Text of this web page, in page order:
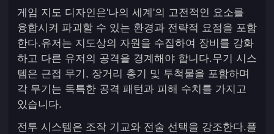
게임 지도 디자인은'나의 세계'의 고전적인 요소를
융합시켜 파괴할 수 있는 환경과 전략적 요점을 포함
한다.유저는 지도상의 자원을 수집하여 장비를 강화
하고 다른 유저의 공격을 경계해야 합니다.무기 시스
템은 근접 무기, 장거리 총기 및 투척물을 포함하며
각 무기는 독특한 공격 패턴과 피해 수치를 가지고
있습니다.
전투 시스템은 조작 기교와 전술 선택을 강조한다.플